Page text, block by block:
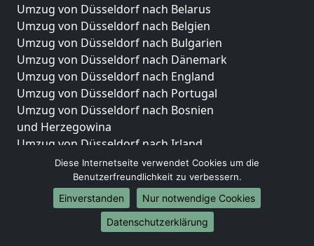
Umzug von Düsseldorf nach Belarus
Umzug von Düsseldorf nach Belgien
Umzug von Düsseldorf nach Bulgarien
Umzug von Düsseldorf nach Dänemark
Umzug von Düsseldorf nach England
Umzug von Düsseldorf nach Portugal
Umzug von Düsseldorf nach Bosnien
und Herzegowina
Umzug von Düsseldorf nach Irland
Umzug von Düsseldorf nach Lettland
Umzug von Düsseldorf nach Zypern
Umzug von Düsseldorf nach Kroatien
Umzug von Düsseldorf nach Estland
Umzug von Düsseldorf nach Finnland
Diese Internetseite verwendet Cookies um die
Benutzerfreundlichkeit zu verbessern.
Einverstanden
Nur notwendige Cookies
Datenschutzerklärung